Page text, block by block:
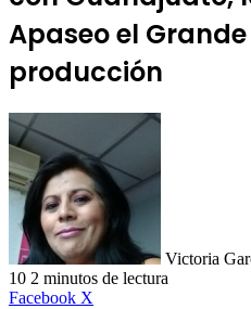
Apaseo el
producción
Victoria
10 2 minutos de lectura
Facebook X